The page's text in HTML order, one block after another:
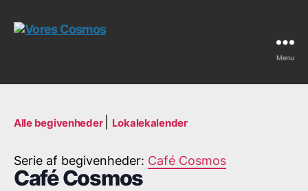
Cosmos
Menu
Alle begivenheder Lokalekalender
Serie af begivenheder: Café Cosmos
Café Cosmos